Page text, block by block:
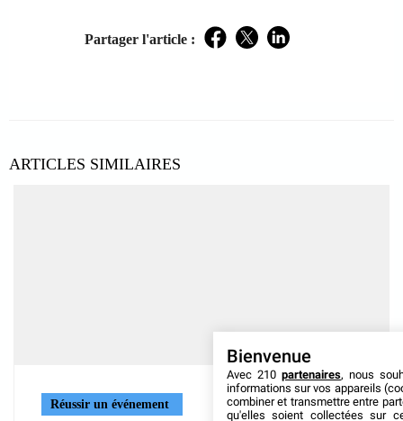
Partager l'article : Facebook
TwitterLinkedIn
ARTICLES SIMILAIRES
Réussir un événement
Bienvenue
Avec 210 partenaires, nous
informations sur vos appareils
combiner et transmettre entre
qu'elles soient collectées sur